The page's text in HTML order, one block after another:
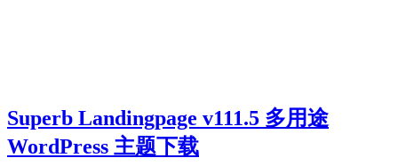
Superb Landingpage v111.5 多用途
WordPress 主题下载